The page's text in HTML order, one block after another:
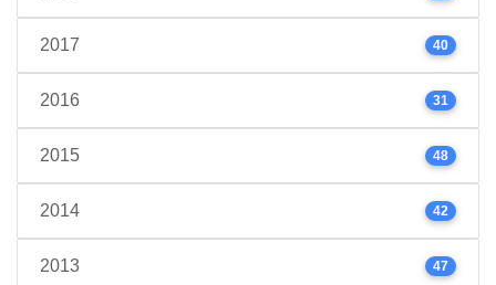
2017 40
2016 31
2015 48
2014 42
2013 47